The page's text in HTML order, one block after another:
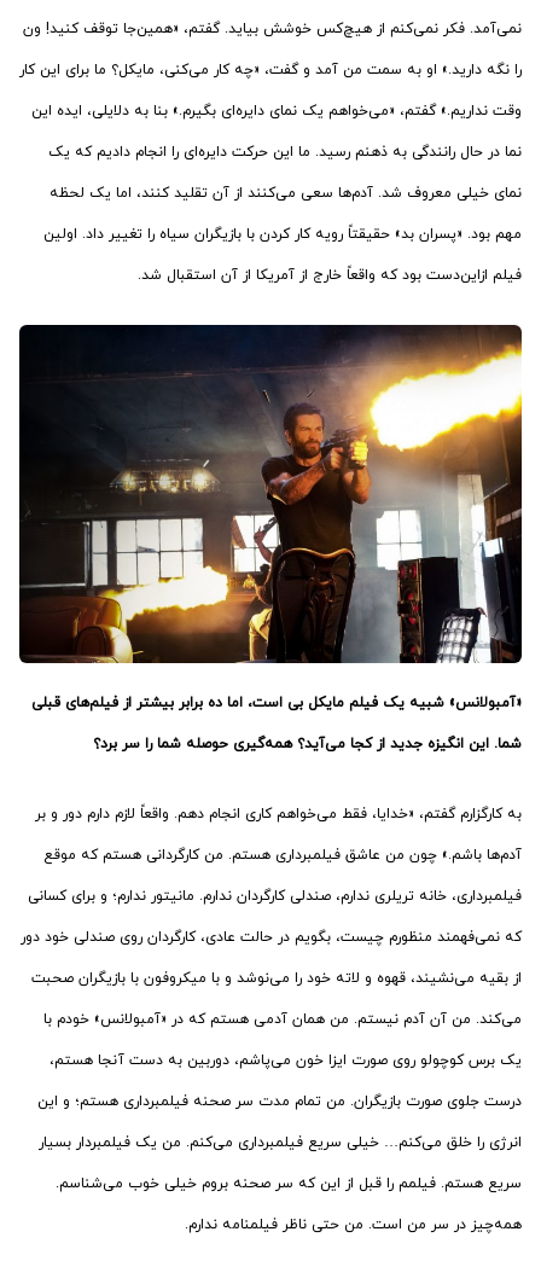
نمی‌آمد. فکر نمی‌کنم از هیچ‌کس خوشش بیاید. گفتم، «همین‌جا توقف کنید! ون
را نگه دارید.» او به سمت من آمد و گفت، «چه کار می‌کنی، مایکل؟ ما برای این کار
وقت نداریم.» گفتم، «می‌خواهم یک نمای دایره‌ای بگیرم.» بنا به دلایلی، ایده این
نما در حال رانندگی به ذهنم رسید. ما این حرکت دایره‌ای را انجام دادیم که یک
نمای خیلی معروف شد. آدم‌ها سعی می‌کنند از آن تقلید کنند، اما یک لحظه
مهم بود. «پسران بد» حقیقتاً رویه کار کردن با بازیگران سیاه را تغییر داد. اولین
فیلم ازاین‌دست بود که واقعاً خارج از آمریکا از آن استقبال شد.
«آمبولانس» شبیه یک فیلم مایکل بی است، اما ده برابر بیشتر از فیلم‌های قبلی
شما. این انگیزه جدید از کجا می‌آید؟ همه‌گیری حوصله شما را سر برد؟
به کارگزارم گفتم، «خدایا، فقط می‌خواهم کاری انجام دهم. واقعاً لازم دارم دور و بر
آدم‌ها باشم.» چون من عاشق فیلمبرداری هستم. من کارگردانی هستم که موقع
فیلمبرداری، خانه تریلری ندارم، صندلی کارگردان ندارم. مانیتور ندارم؛ و برای کسانی
که نمی‌فهمند منظورم چیست، بگویم در حالت عادی، کارگردان روی صندلی خود دور
از بقیه می‌نشیند، قهوه و لاته خود را می‌نوشد و با میکروفون با بازیگران صحبت
می‌کند. من آن آدم نیستم. من همان آدمی هستم که در «آمبولانس» خودم با
یک برس کوچولو روی صورت ایزا خون می‌پاشم، دوربین به دست آنجا هستم،
درست جلوی صورت بازیگران. من تمام مدت سر صحنه فیلمبرداری هستم؛ و این
انرژی را خلق می‌کنم… خیلی سریع فیلمبرداری می‌کنم. من یک فیلمبردار بسیار
سریع هستم. فیلمم را قبل از این که سر صحنه بروم خیلی خوب می‌شناسم.
همه‌چیز در سر من است. من حتی ناظر فیلمنامه ندارم.